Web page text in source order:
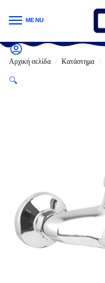
MENU
Αρχική σελίδα / Κατάστημα /
🔍